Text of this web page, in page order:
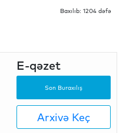
Baxılıb: 1204 dəfə
E-qəzet
Son Buraxılış
Arxivə Keç